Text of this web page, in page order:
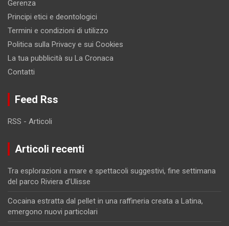
Gerenza
Principi etici e deontologici
Termini e condizioni di utilizzo
Politica sulla Privacy e sui Cookies
La tua pubblicità su La Cronaca
Contatti
Feed Rss
RSS - Articoli
Articoli recenti
Tra esplorazioni a mare e spettacoli suggestivi, fine settimana
del parco Riviera d’Ulisse
Cocaina estratta dal pellet in una raffineria creata a Latina,
emergono nuovi particolari